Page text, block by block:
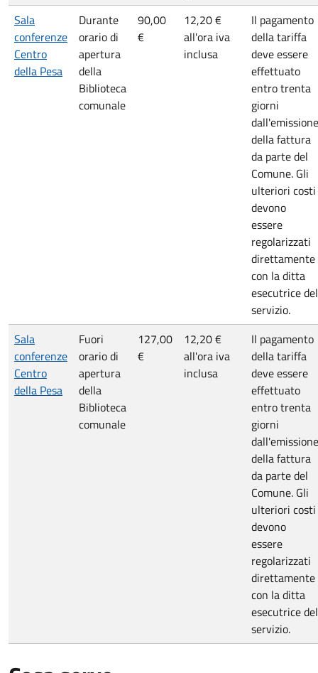
Sala
conferenze
Centro
della Pesa
Durante
orario di
apertura
della
Biblioteca
comunale
90,00
€
12,20 €
all'ora iva
inclusa
Il pagamento
della tariffa
deve essere
effettuato
entro trenta
giorni
dall'emissione
della fattura
da parte del
Comune. Gli
ulteriori costi
devono
essere
regolarizzati
direttamente
con la ditta
esecutrice del
servizio.
Sala
conferenze
Centro
della Pesa
Fuori
orario di
apertura
della
Biblioteca
comunale
127,00
€
12,20 €
all'ora iva
inclusa
Il pagamento
della tariffa
deve essere
effettuato
entro trenta
giorni
dall'emissione
della fattura
da parte del
Comune. Gli
ulteriori costi
devono
essere
regolarizzati
direttamente
con la ditta
esecutrice del
servizio.